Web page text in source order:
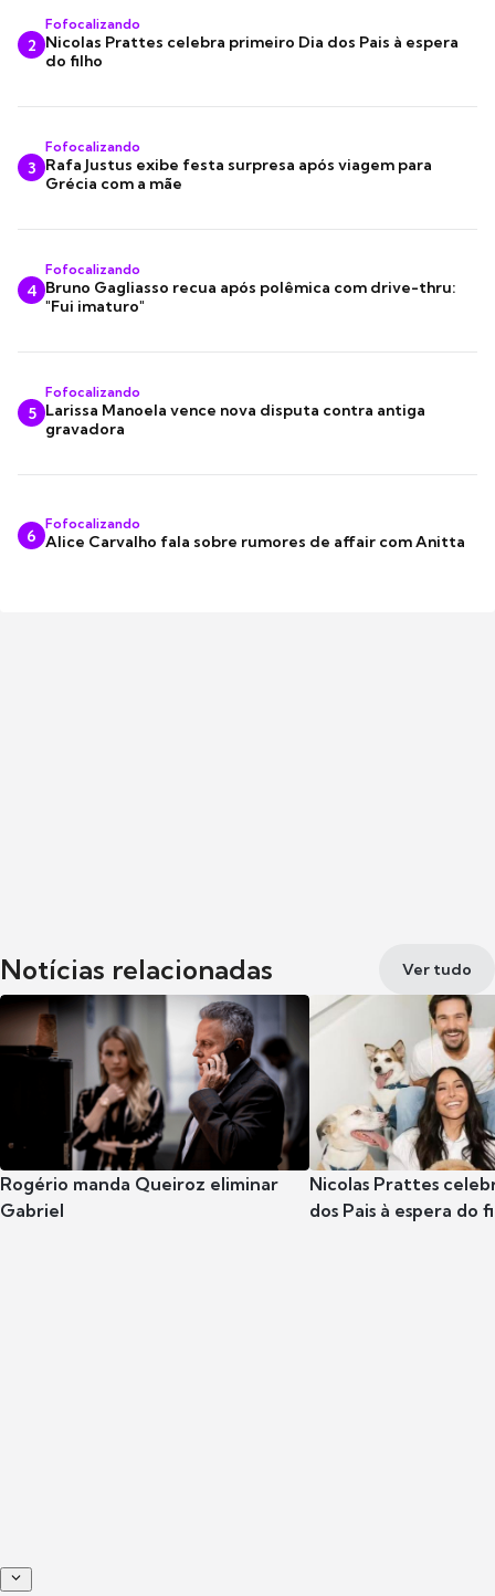
2
Fofocalizando
Nicolas Prattes celebra primeiro Dia dos Pais à espera
do filho
3
Fofocalizando
Rafa Justus exibe festa surpresa após viagem para
Grécia com a mãe
4
Fofocalizando
Bruno Gagliasso recua após polêmica com drive-thru:
"Fui imaturo"
5
Fofocalizando
Larissa Manoela vence nova disputa contra antiga
gravadora
6
Fofocalizando
Alice Carvalho fala sobre rumores de affair com Anitta
Notícias relacionadas Ver tudo
Rogério manda Queiroz eliminar
Gabriel
Nicolas Prattes
dos Pais à espera do